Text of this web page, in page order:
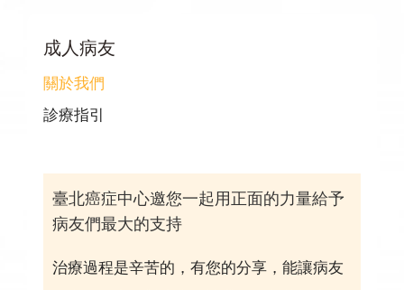
成人病友
關於我們
診療指引
臺北癌症中心邀您一起用正面的力量給予
病友們最大的支持
治療過程是辛苦的，有您的分享，能讓病友